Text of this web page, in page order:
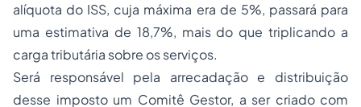
alíquota do ISS, cuja máxima era de 5%, passará para
uma estimativa de 18,7%, mais do que triplicando a
carga tributária sobre os serviços.
Será responsável pela arrecadação e distribuição
desse imposto um Comitê Gestor, a ser criado com